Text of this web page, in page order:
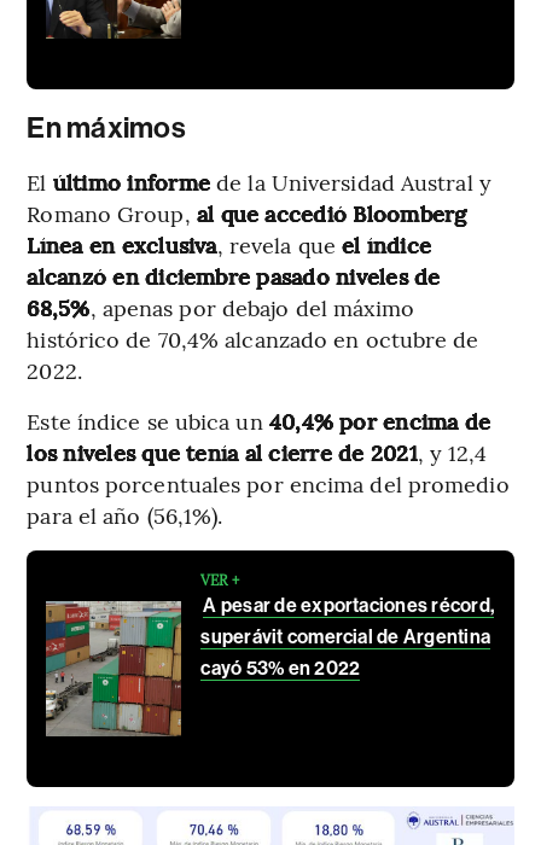
En máximos
El último informe de la Universidad Austral y
Romano Group, al que accedió Bloomberg
Línea en exclusiva, revela queel índice
alcanzó en diciembre pasado niveles de
68,5%, apenas por debajo del máximo
histórico de 70,4% alcanzado en octubre de
2022.
Este índice se ubica un 40,4% por encima de
los niveles que tenía al cierre de 2021, y 12,4
puntos porcentuales por encima del promedio
para el año (56,1%).
VER +
A pesar de exportaciones récord,
superávit comercial de Argentina
cayó 53% en 2022